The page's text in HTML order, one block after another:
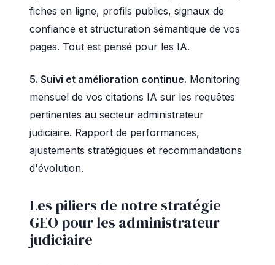
fiches en ligne, profils publics, signaux de
confiance et structuration sémantique de vos
pages. Tout est pensé pour les IA.
5. Suivi et amélioration continue. Monitoring
mensuel de vos citations IA sur les requêtes
pertinentes au secteur administrateur
judiciaire. Rapport de performances,
ajustements stratégiques et recommandations
d'évolution.
Les piliers de notre stratégie
GEO pour les administrateur
judiciaire